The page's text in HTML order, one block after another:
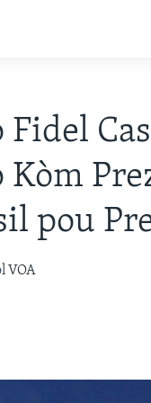
Fidel
pou
VOA